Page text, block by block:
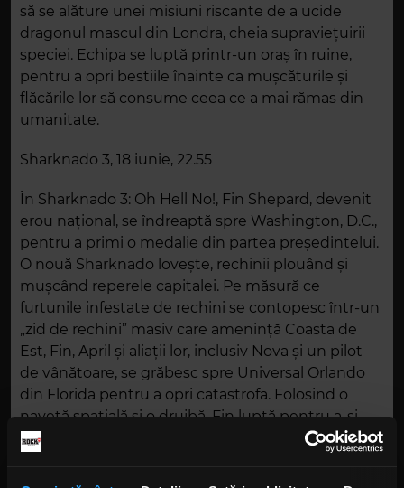
să se alăture unei misiuni riscante de a ucide
dragonul mascul din Londra, cheia supraviețuirii
speciei. Echipa se luptă printr-un oraș în ruine,
pentru a opri bestiile înainte ca mușcăturile și
flăcările lor să consume ceea ce a mai rămas din
umanitate.
Sharknado 3, 18 iunie, 22.55
În Sharknado 3: Oh Hell No!, Fin Shepard, devenit
erou național, se îndreaptă spre Washington, D.C.,
pentru a primi o medalie din partea președintelui.
O nouă Sharknado lovește, rechinii plouând și
mușcând reperele capitalei. Pe măsură ce
furtunile infestate de rechini se contopesc într-un
„zid de rechini” masiv care amenință Coasta de
Est, Fin, April și aliații lor, inclusiv Nova și un pilot
de vânătoare, se grăbesc spre Universal Orlando
din Florida pentru a opri catastrofa. Folosind o
navetă spațială și o drujbă, Fin luptă pentru a-și
salva familia de furtuna neobosită de rechini.